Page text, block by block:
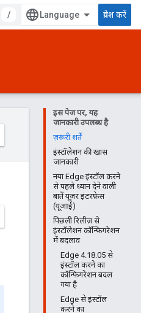
/ प्रवेश करें
इस पेज पर, यह
जानकारी उपलब्ध है
ज़रूरी शर्तें
इंस्टॉलेशन की खास
जानकारी
नया Edge इंस्टॉल करने
से पहले ध्यान देने वाली
बातें यूज़र इंटरफ़ेस
(यूआई)
पिछली रिलीज़ से
इंस्टॉलेशन कॉन्फ़िगरेशन
में बदलाव
Edge 4.18.05 से
इंस्टॉल करने का
कॉन्फ़िगरेशन बदल
गया है
Edge से इंस्टॉल
करने का